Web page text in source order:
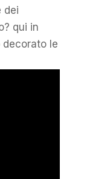
dei
qui in
le